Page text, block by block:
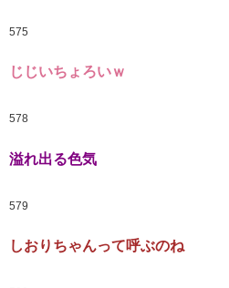
575
じじいちょろいｗ
578
溢れ出る色気
579
しおりちゃんって呼ぶのね